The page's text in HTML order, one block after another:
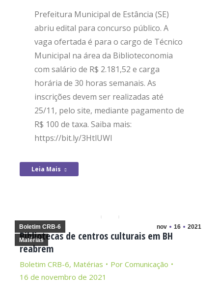
Prefeitura Municipal de Estância (SE)
abriu edital para concurso público. A
vaga ofertada é para o cargo de Técnico
Municipal na área da Biblioteconomia
com salário de R$ 2.181,52 e carga
horária de 30 horas semanais. As
inscrições devem ser realizadas até
25/11, pelo site, mediante pagamento de
R$ 100 de taxa. Saiba mais:
https://bit.ly/3HtlUWl
Leia Mais
nov 16 2021
Boletim CRB-6
Matérias
Bibliotecas de centros culturais em BH
reabrem
Boletim CRB-6, Matérias Por Comunicação
16 de novembro de 2021